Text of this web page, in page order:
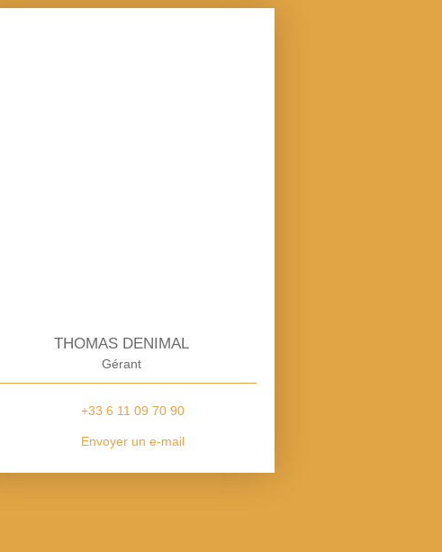
THOMAS DENIMAL
Gérant
+33 6 11 09 70 90
Envoyer un e-mail